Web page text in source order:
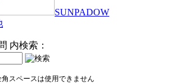
SUNPADOW
内検索：
スペースは使用できません